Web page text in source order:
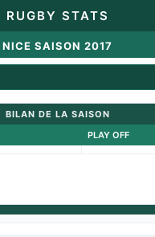
RUGBY STATS
NICE SAISON 2017
BILAN DE LA SAISON
PLAY OFF